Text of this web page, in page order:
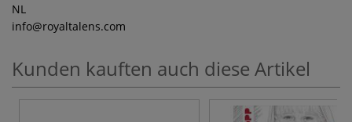
NL
info@royaltalens.com
Kunden kauften auch diese Artikel